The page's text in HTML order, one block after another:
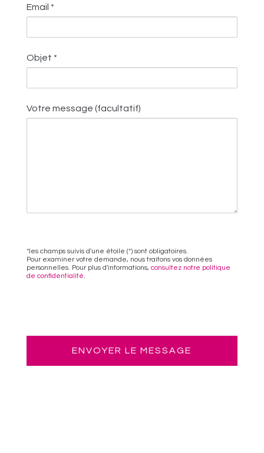
Email *
Objet *
Votre message (facultatif)
*les champs suivis d'une étoile (*) sont obligatoires.
Pour examiner votre demande, nous traitons vos données
personnelles. Pour plus d'informations, consultez notre politique
de confidentialité.
ENVOYER LE MESSAGE